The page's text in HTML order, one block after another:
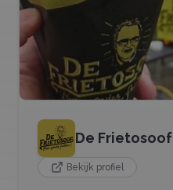
De Frietosoof
Bekijk profiel